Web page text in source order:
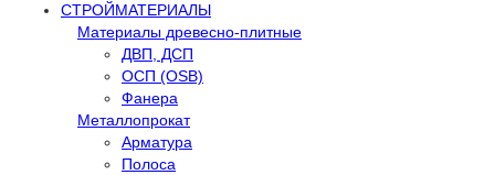
СТРОЙМАТЕРИАЛЫ
Материалы древесно-плитные
ДВП, ДСП
ОСП (OSB)
Фанера
Металлопрокат
Арматура
Полоса